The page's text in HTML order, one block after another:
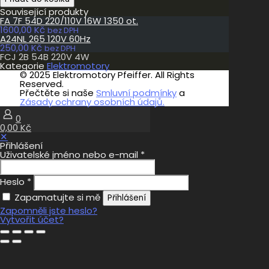
2B
54B
220V
4W
množství
Související produkty
FA 7F 54D 220/110V 16W 1350 ot.
1600,00 Kč bez DPH
A24NL 265 120V 60Hz
250,00 Kč bez DPH
FCJ 2B 54B 220V 4W
Kategorie Elektromotory
© 2025 Elektromotory Pfeiffer. All Rights
Reserved.
Přečtěte si naše Smluvní podmínkya
Zásady ochrany osobních údajů.
0
0,00 Kč
✕
Přihlášení
Uživatelské jméno nebo e-mail *
Heslo *
Zapamatujte si mě
Přihlášení
Zapomněli jste heslo?
Vytvořit účet?